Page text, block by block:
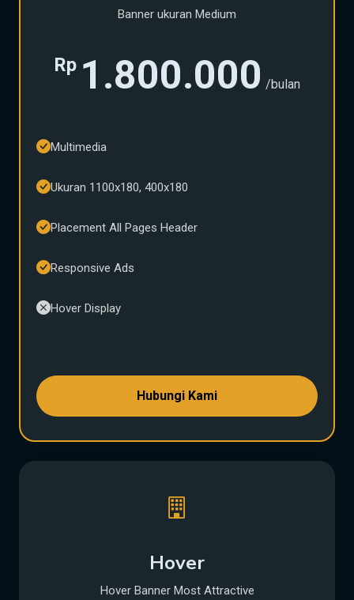
Banner ukuran Medium
Rp 1.800.000 /bulan
Multimedia
Ukuran 1100x180, 400x180
Placement All Pages Header
Responsive Ads
Hover Display
Hubungi Kami
Hover
Hover Banner Most Attractive